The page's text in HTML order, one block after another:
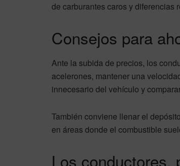
de carburantes caros y diferencias
Consejos para
Ante la subida de precios, los
acelerones, mantener una
innecesario del vehículo y
También conviene llenar el
en áreas donde el combustible
Los conductores,